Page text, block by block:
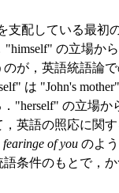
配している最初
"himself" の立場か
が，英語統語論で
は "John's
"herself" の立場か
英語の照応に関
of you のよ
条件のもとで，か